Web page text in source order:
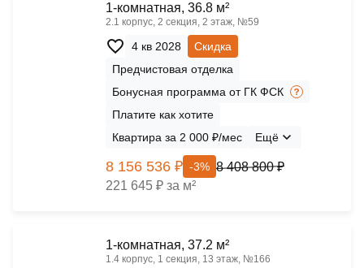
1-комнатная, 36.8 м²
2.1 корпус, 2 секция, 2 этаж, №59
4 кв 2028
Скидка
Предчистовая отделка
Бонусная программа от ГК ФСК
Платите как хотите
Квартира за 2 000 ₽/мес
Ещё
8 156 536 ₽ -3% 8 408 800 ₽
221 645 ₽ за м²
1-комнатная, 37.2 м²
1.4 корпус, 1 секция, 13 этаж, №166